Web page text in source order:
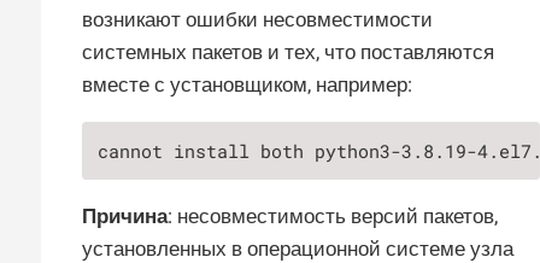
возникают ошибки несовместимости
системных пакетов и тех, что поставляются
вместе с установщиком, например:
cannot install both python3-3.8.19-
Причина: несовместимость версий пакетов,
установленных в операционной системе узла